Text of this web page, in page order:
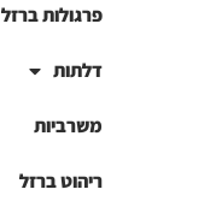
פרגולות ברזל
דלתות
משרביות
ריהוט ברזל